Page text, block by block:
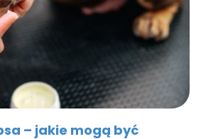
– jakie mogą być